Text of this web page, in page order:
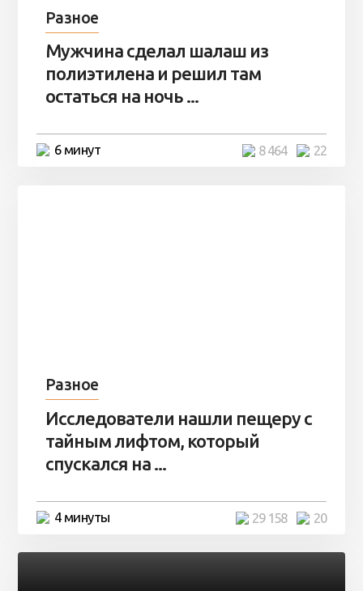
Разное
Мужчина сделал шалаш из
полиэтилена и решил там
остаться на ночь ...
6 минут 22
8 464
Разное
Исследователи нашли пещеру с
тайным лифтом, который
спускался на ...
4 минуты 20
29 158